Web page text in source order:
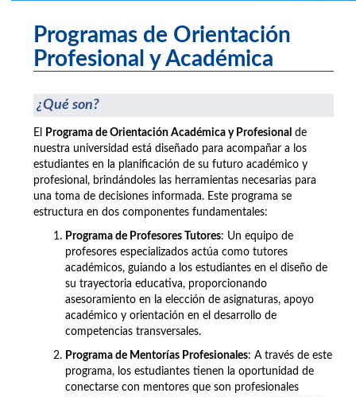
Programas de Orientación
Profesional y Académica
¿Qué son?
El Programa de Orientación Académica y Profesional de
nuestra universidad está diseñado para acompañar a los
estudiantes en la planificación de su futuro académico y
profesional, brindándoles las herramientas necesarias para
una toma de decisiones informada. Este programa se
estructura en dos componentes fundamentales:
Programa de Profesores Tutores: Un equipo de
profesores especializados actúa como tutores
académicos, guiando a los estudiantes en el diseño de
su trayectoria educativa, proporcionando
asesoramiento en la elección de asignaturas, apoyo
académico y orientación en el desarrollo de
competencias transversales.
Programa de Mentorías Profesionales: A través de este
programa, los estudiantes tienen la oportunidad de
conectarse con mentores que son profesionales